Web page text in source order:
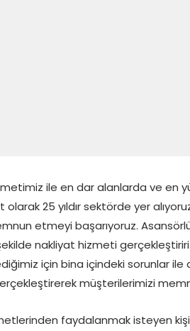
ile en dar alanlarda ve en
25 yıldır sektörde yer
etmeyi başarıyoruz.
nakliyat hizmeti
için bina içindeki sorunlar ile
müşterilerimizi
faydalanmak isteyen